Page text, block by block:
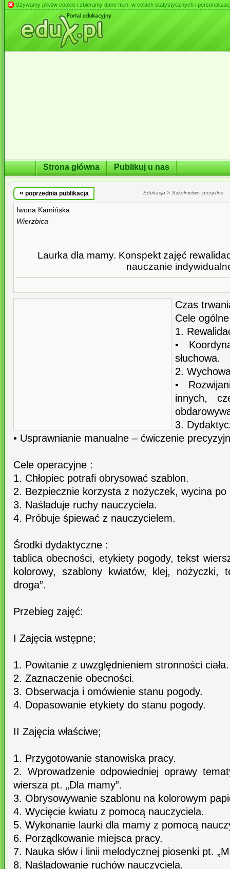
Używamy plików cookie i zbieramy dane m.in. w celach statystycznych i
Strona główna Publikuj u nas
« poprzednia publikacja Edukacja » Szkolnictwo specjalne
Iwona Kamińska
Wierzbica
Laurka dla mamy. Konspekt zajęć
nauczanie
Czas
Cele
1.
•
słuchowa.
2.
•
innych,
3.
• Usprawnianie manualne – ćwiczenie
Cele operacyjne :
1. Chłopiec potrafi obrysować szablon.
2. Bezpiecznie korzysta z nożyczek, wycina po
3. Naśladuje ruchy nauczyciela.
4. Próbuje śpiewać z nauczycielem.
Środki dydaktyczne :
tablica obecności, etykiety pogody, tekst
kolorowy, szablony kwiatów, klej, nożyczki,
droga”.
Przebieg zajęć:
I Zajęcia wstępne;
1. Powitanie z uwzględnieniem stronności ciała.
2. Zaznaczenie obecności.
3. Obserwacja i omówienie stanu pogody.
4. Dopasowanie etykiety do stanu pogody.
II Zajęcia właściwe;
1. Przygotowanie stanowiska pracy.
2. Wprowadzenie odpowiedniej oprawy
wiersza pt. „Dla mamy”.
3. Obrysowywanie szablonu na kolorowym
4. Wycięcie kwiatu z pomocą nauczyciela.
5. Wykonanie laurki dla mamy z pomocą
6. Porządkowanie miejsca pracy.
7. Nauka słów i linii melodycznej piosenki pt.
8. Naśladowanie ruchów nauczyciela.